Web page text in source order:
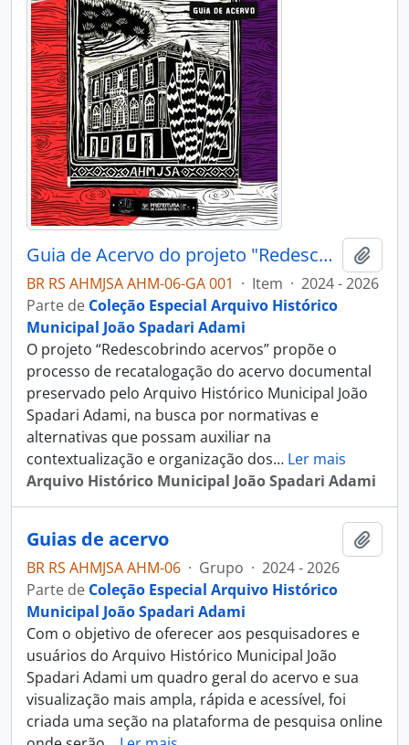
Guia de Acervo do projeto "Redescobrindo acervos"
BR RS AHMJSA AHM-06-GA 001 · Item · 2024 - 2026
Parte de Coleção Especial Arquivo Histórico
Municipal João Spadari Adami
O projeto “Redescobrindo acervos” propõe o
processo de recatalogação do acervo documental
preservado pelo Arquivo Histórico Municipal João
Spadari Adami, na busca por normativas e
alternativas que possam auxiliar na
contextualização e organização dos… Ler mais
Arquivo Histórico Municipal João Spadari Adami
Guias de acervo
BR RS AHMJSA AHM-06 · Grupo · 2024 - 2026
Parte de Coleção Especial Arquivo Histórico
Municipal João Spadari Adami
Com o objetivo de oferecer aos pesquisadores e
usuários do Arquivo Histórico Municipal João
Spadari Adami um quadro geral do acervo e sua
visualização mais ampla, rápida e acessível, foi
criada uma seção na plataforma de pesquisa online